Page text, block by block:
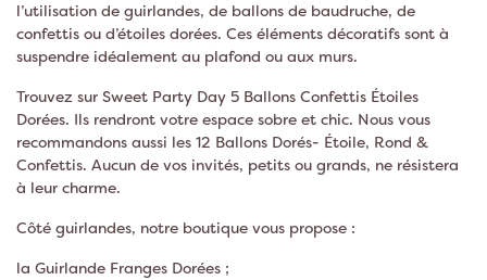
l’utilisation de guirlandes, de ballons de baudruche, de
confettis ou d’étoiles dorées. Ces éléments décoratifs sont à
suspendre idéalement au plafond ou aux murs.
Trouvez sur Sweet Party Day 5 Ballons Confettis Étoiles
Dorées. Ils rendront votre espace sobre et chic. Nous vous
recommandons aussi les 12 Ballons Dorés- Étoile, Rond &
Confettis. Aucun de vos invités, petits ou grands, ne résistera
à leur charme.
Côté guirlandes, notre boutique vous propose :
la Guirlande Franges Dorées ;